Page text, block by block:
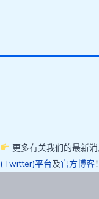
更多有关我们的最新
(Twitter)平台及官方博客！